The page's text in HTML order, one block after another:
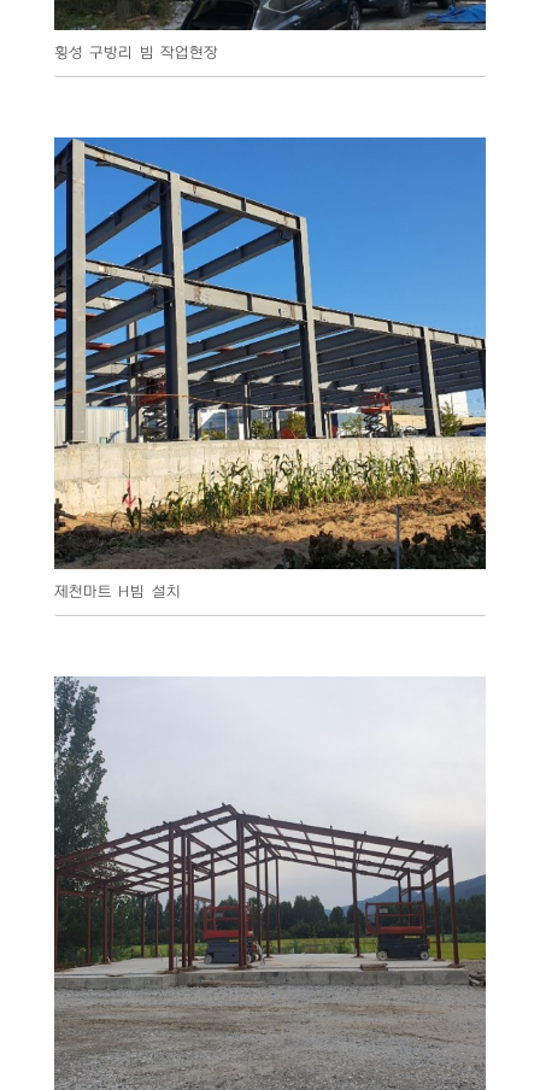
횡성 구방리 빔 작업현장
제천마트 H빔 설치